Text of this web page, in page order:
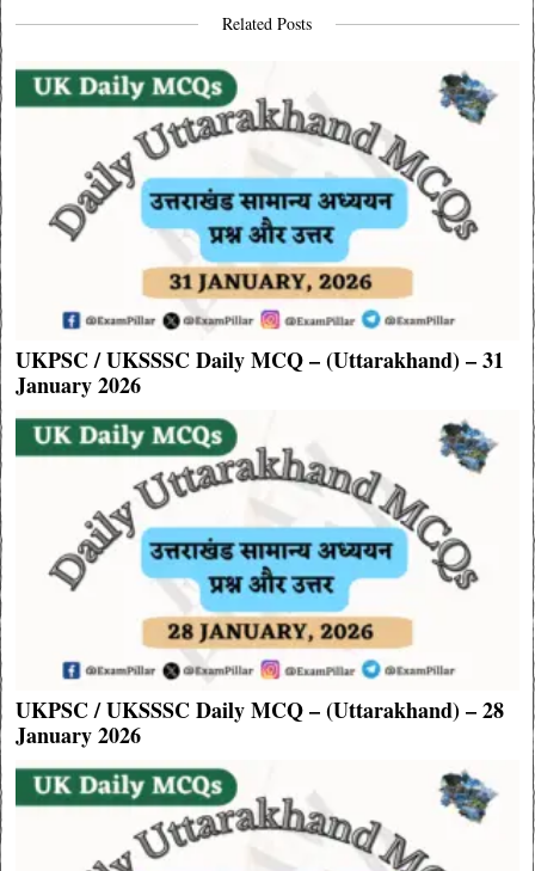
Related Posts
UKPSC / UKSSSC Daily MCQ – (Uttarakhand) – 31
January 2026
UKPSC / UKSSSC Daily MCQ – (Uttarakhand) – 28
January 2026